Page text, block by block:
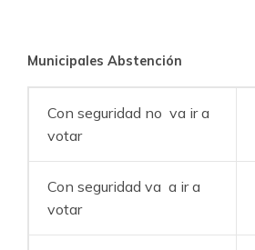
Municipales Abstención
Con seguridad no va ir a
votar
Con seguridad va a ir a
votar